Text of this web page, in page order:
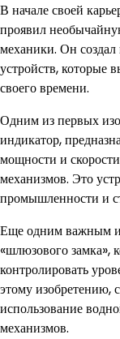
В начале своей
проявил
механики. Он
устройств, которые
своего времени.
Одним из первых
индикатор,
мощности и
механизмов. Это
промышленности и
Еще одним важным
«шлюзового замка»,
контролировать
этому изобретению,
использование
механизмов.